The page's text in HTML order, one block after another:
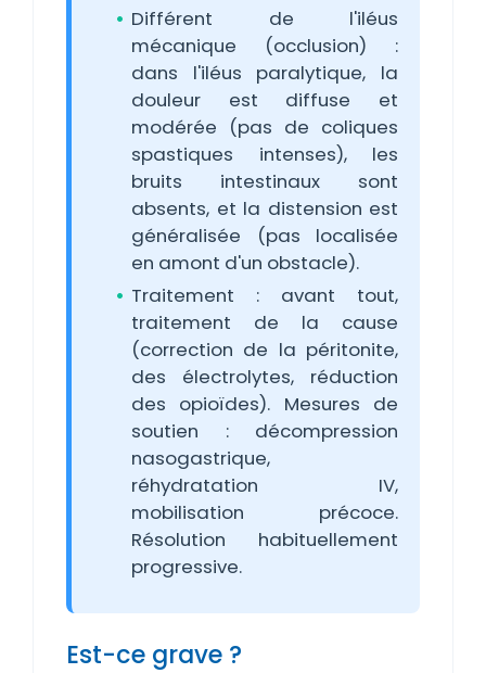
Différent de l'iléus
mécanique (occlusion) :
dans l'iléus paralytique, la
douleur est diffuse et
modérée (pas de coliques
spastiques intenses), les
bruits intestinaux sont
absents, et la distension est
généralisée (pas localisée
en amont d'un obstacle).
Traitement : avant tout,
traitement de la cause
(correction de la péritonite,
des électrolytes, réduction
des opioïdes). Mesures de
soutien : décompression
nasogastrique,
réhydratation IV,
mobilisation précoce.
Résolution habituellement
progressive.
Est-ce grave ?